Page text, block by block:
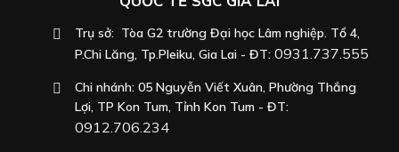
Trụ sở: Tòa G2 trường Đại học Lâm nghiệp. Tổ 4,
P.Chi Lăng, Tp.Pleiku, Gia Lai - ĐT: 0931.737.555
Chi nhánh: 05 Nguyễn Viết Xuân, Phường Thắng
Lợi, TP Kon Tum, Tỉnh Kon Tum - ĐT:
0912.706.234